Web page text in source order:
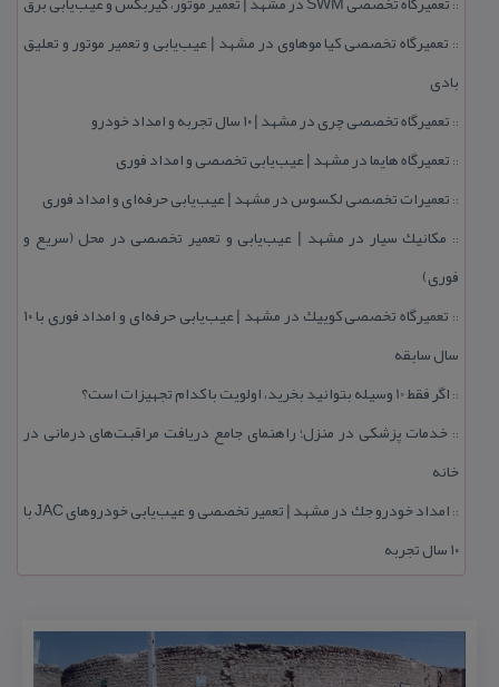
::
:: تعمیرگاه تخصصی كیا موهاوی در مشهد | عیب‌یابی و تعمیر موتور و تعلیق
بادی
:: تعمیرگاه تخصصی چری در مشهد | ۱۰ سال تجربه و امداد خودرو
:: تعمیرگاه هایما در مشهد | عیب‌یابی تخصصی و امداد فوری
:: تعمیرات تخصصی لكسوس در مشهد | عیب‌یابی حرفه‌ای و امداد فوری
:: مكانیك سیار در مشهد | عیب‌یابی و تعمیر تخصصی در محل (سریع و
فوری)
::
تعمیرگاه تخصصی كوییك در مشهد | عیب‌یابی حرفه‌ای و امداد فوری با ۱۰
سال سابقه
:: اگر فقط 10 وسیله بتوانید بخرید، اولویت با كدام تجهیزات است؟
:: خدمات پزشكی در منزل؛ راهنمای جامع دریافت مراقبت‌های درمانی در
خانه
::
امداد خودرو جك در مشهد | تعمیر تخصصی و عیب‌یابی خودروهای JAC با
۱۰ سال تجربه